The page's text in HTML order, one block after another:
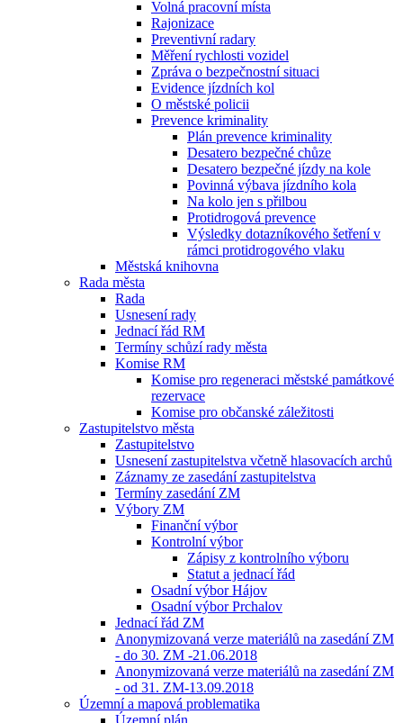
Volná pracovní místa
Rajonizace
Preventivní radary
Měření rychlosti vozidel
Zpráva o bezpečnostní situaci
Evidence jízdních kol
O městské policii
Prevence kriminality
Plán prevence kriminality
Desatero bezpečné chůze
Desatero bezpečné jízdy na kole
Povinná výbava jízdního kola
Na kolo jen s přilbou
Protidrogová prevence
Výsledky dotazníkového šetření v
rámci protidrogového vlaku
Městská knihovna
Rada města
Rada
Usnesení rady
Jednací řád RM
Termíny schůzí rady města
Komise RM
Komise pro regeneraci městské památkové
rezervace
Komise pro občanské záležitosti
Zastupitelstvo města
Zastupitelstvo
Usnesení zastupitelstva včetně hlasovacích archů
Záznamy ze zasedání zastupitelstva
Termíny zasedání ZM
Výbory ZM
Finanční výbor
Kontrolní výbor
Zápisy z kontrolního výboru
Statut a jednací řád
Osadní výbor Hájov
Osadní výbor Prchalov
Jednací řád ZM
Anonymizovaná verze materiálů na zasedání ZM
- do 30. ZM -21.06.2018
Anonymizovaná verze materiálů na zasedání ZM
- od 31. ZM-13.09.2018
Územní a mapová problematika
Územní plán